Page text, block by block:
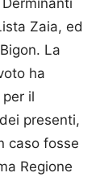
Zaia, ed
La
ha
il
presenti,
caso fosse
Regione